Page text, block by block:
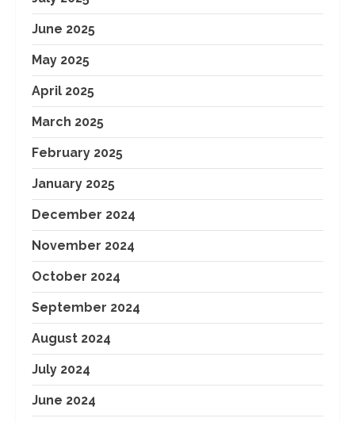
June 2025
May 2025
April 2025
March 2025
February 2025
January 2025
December 2024
November 2024
October 2024
September 2024
August 2024
July 2024
June 2024